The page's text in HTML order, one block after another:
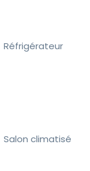
Réfrigérateur
Salon climatisé